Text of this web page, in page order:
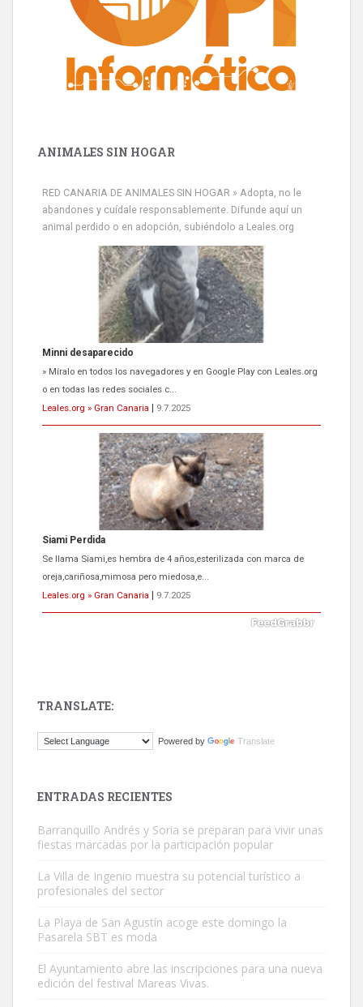
ANIMALES SIN HOGAR
RED CANARIA DE ANIMALES SIN HOGAR » Adopta, no le
abandones y cuídale responsablemente. Difunde aquí un
animal perdido o en adopción, subiéndolo a Leales.org
Siami Perdida
Se llama Siami,es hembra de 4 años,esterilizada con marca de
oreja,cariñosa,mimosa pero miedosa,e...
Leales.org » Gran Canaria
9.7.2025
ADOPCIÓN URGENTE GATA TEROR GRAN CANARIA
El ayuntamiento se va a llevar a Los Gatos callejeros de la zona los
próximos días, ella incluida...
Leales.org » Gran Canaria
9.7.2025
Este gato macho ha aparecido en la calle hace menos de un mes,
Busco adopción responsable para mi perra. Pastor alemán,
Leales.org » Gran Canaria
6.7.2025
TRANSLATE:
Powered by Translate
ENTRADAS RECIENTES
Barranquillo Andrés y Soria se preparan para vivir unas
fiestas marcadas por la participación popular
La Villa de Ingenio muestra su potencial turístico a
profesionales del sector
La Playa de San Agustín acoge este domingo la
Pasarela SBT es moda
El Ayuntamiento abre las inscripciones para una nueva
edición del festival Mareas Vivas.